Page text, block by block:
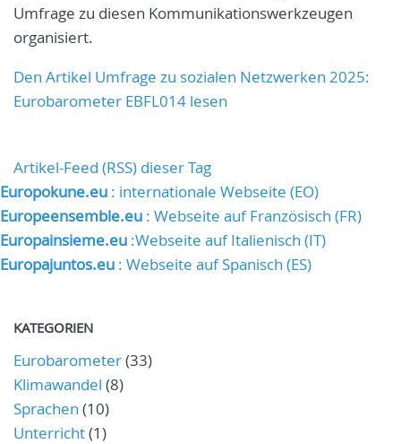
Umfrage zu diesen Kommunikationswerkzeugen
organisiert.
Den Artikel Umfrage zu sozialen Netzwerken 2025:
Eurobarometer EBFL014 lesen
Artikel-Feed (RSS) dieser Tag
Europokune.eu : internationale Webseite (EO)
Europeensemble.eu : Webseite auf Französisch (FR)
Europainsieme.eu :Webseite auf Italienisch (IT)
Europajuntos.eu : Webseite auf Spanisch (ES)
KATEGORIEN
Eurobarometer(33)
Klimawandel (8)
Sprachen (10)
Unterricht(1)